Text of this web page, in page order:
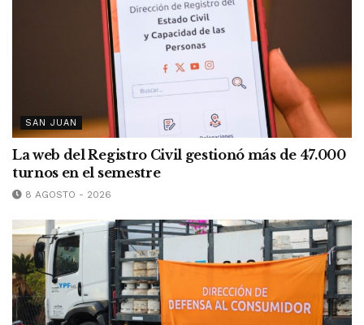
SAN JUAN
La web del Registro Civil gestionó más de 47.000
turnos en el semestre
8 AGOSTO - 2026